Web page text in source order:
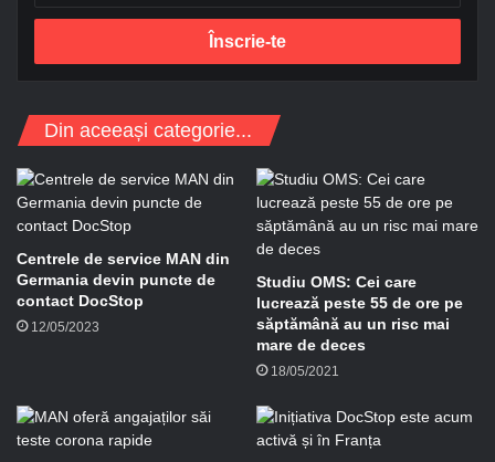
r
s
d
-
m
a
l
Din aceeași categorie...
Centrele de service MAN din
Germania devin puncte de
contact DocStop
12/05/2023
Studiu OMS: Cei care
lucrează peste 55 de ore pe
săptămână au un risc mai
mare de deces
18/05/2021